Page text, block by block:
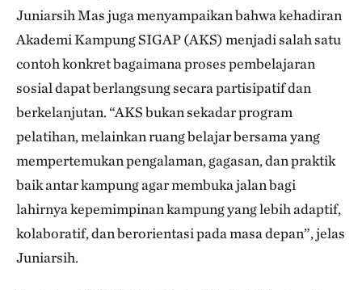
Juniarsih Mas juga menyampaikan bahwa kehadiran
Akademi Kampung SIGAP (AKS) menjadi salah satu
contoh konkret bagaimana proses pembelajaran
sosial dapat berlangsung secara partisipatif dan
berkelanjutan. “AKS bukan sekadar program
pelatihan, melainkan ruang belajar bersama yang
mempertemukan pengalaman, gagasan, dan praktik
baik antar kampung agar membuka jalan bagi
lahirnya kepemimpinan kampung yang lebih adaptif,
kolaboratif, dan berorientasi pada masa depan”, jelas
Juniarsih.